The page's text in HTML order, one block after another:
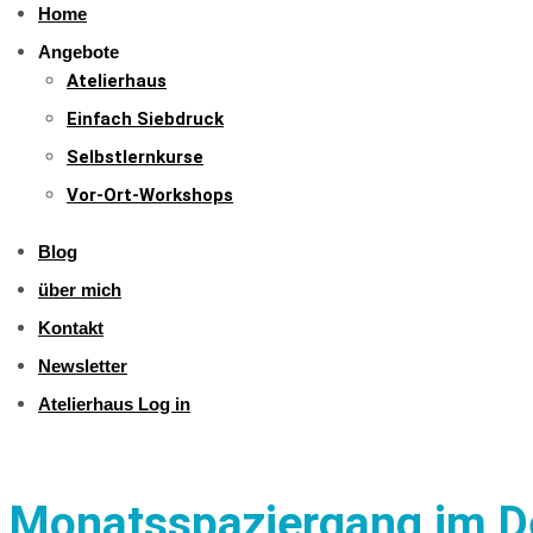
Home
Angebote
Atelierhaus
Einfach Siebdruck
Selbstlernkurse
Vor-Ort-Workshops
Blog
über mich
Kontakt
Newsletter
Atelierhaus Log in